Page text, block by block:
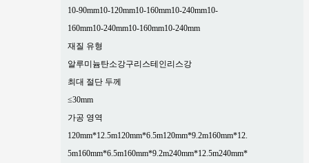
10-90mm10-120mm10-160mm10-240mm10-
160mm10-240mm10-160mm10-240mm
재질 유형
알루미늄탄소강구리 스테인리스강
최대 절단 두께
≤30mm
가공 영역
120mm*12.5m120mm*6.5m120mm*9.2m160mm*12.
5m160mm*6.5m160mm*9.2m240mm*12.5m240mm*